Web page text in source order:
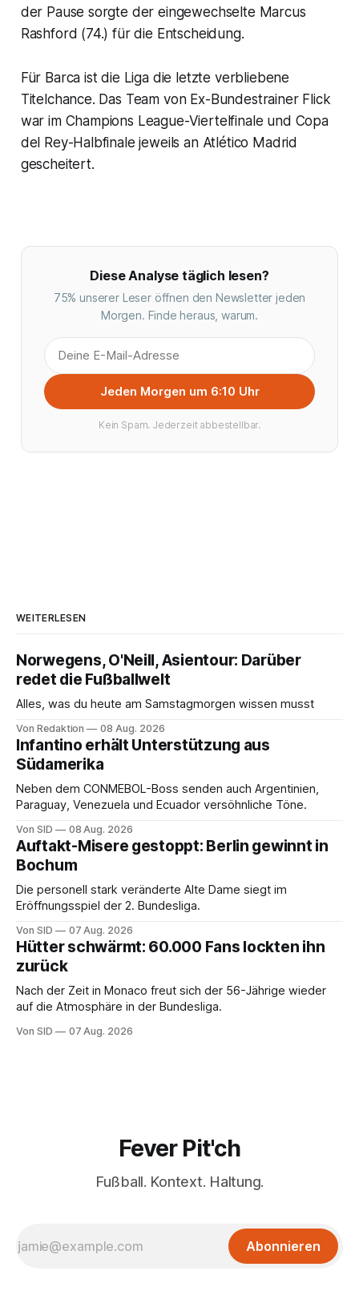
der Pause sorgte der eingewechselte Marcus
Rashford (74.) für die Entscheidung.
Für Barca ist die Liga die letzte verbliebene
Titelchance. Das Team von Ex-Bundestrainer Flick
war im Champions League-Viertelfinale und Copa
del Rey-Halbfinale jeweils an Atlético Madrid
gescheitert.
Diese Analyse täglich lesen?
75% unserer Leser öffnen den Newsletter jeden
Morgen. Finde heraus, warum.
Jeden Morgen um 6:10 Uhr
Kein Spam. Jederzeit abbestellbar.
WEITERLESEN
Norwegens, O'Neill, Asientour: Darüber
redet die Fußballwelt
Alles, was du heute am Samstagmorgen wissen musst
Von Redaktion 08 Aug. 2026
Infantino erhält Unterstützung aus
Südamerika
Neben dem CONMEBOL-Boss senden auch Argentinien,
Paraguay, Venezuela und Ecuador versöhnliche Töne.
Von SID 08 Aug. 2026
Auftakt-Misere gestoppt: Berlin gewinnt in
Bochum
Die personell stark veränderte Alte Dame siegt im
Eröffnungsspiel der 2. Bundesliga.
Von SID 07 Aug. 2026
Hütter schwärmt: 60.000 Fans lockten ihn
zurück
Nach der Zeit in Monaco freut sich der 56-Jährige wieder
auf die Atmosphäre in der Bundesliga.
Von SID 07 Aug. 2026
Fever Pit'ch
Fußball. Kontext. Haltung.
Abonnieren